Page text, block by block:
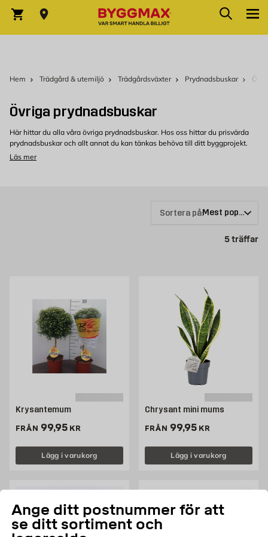
Ange ditt postnummer för att
se ditt sortiment och
Varukorg Sök
Hem Trädgård & utemiljö Trädgårdsväxter Prydnadsbuskar
Övriga prydnadsbuskar
Här hittar du alla våra övriga prydnadsbuskar. Hos oss hittar du prisvärda
prydnadsbuskar och allt annat du kan tänkas behöva till ditt byggprojekt.
Läs mer
Sortera på:
5träffar
Krysantemum
FRÅN Pris 99.95 kr
99,95 KR
Lägg i varukorg
Chrysant mini mums
FRÅN Pris 99.95 kr
99,95 KR
Lägg i varukorg